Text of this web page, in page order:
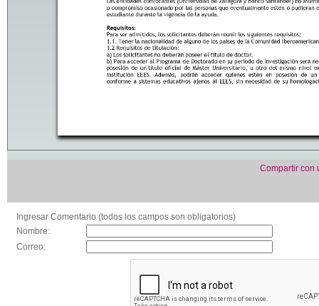
Compartir con
Ingresar Comentario (todos los campos son obligatorios)
Nombre:
Correo: